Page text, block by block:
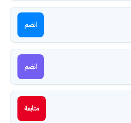
انضم
انضم
متابعة